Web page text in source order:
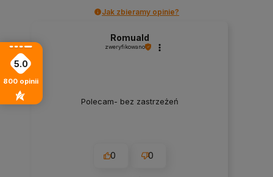
Jak zbieramy opinie?
Romuald
zweryfikowano
Polecam- bez zastrzeżeń
0 0
5.0
800 opinii